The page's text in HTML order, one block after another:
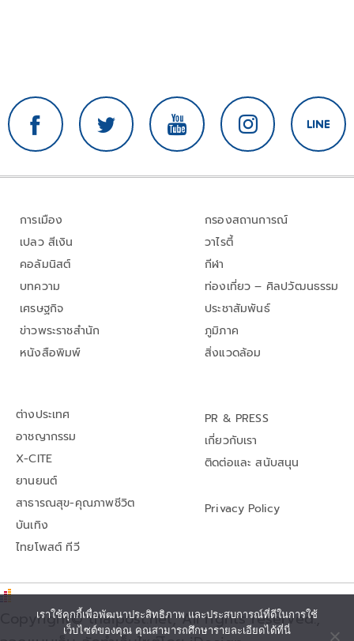
การเมือง
เปลว สีเงิน
คอลัมนิสต์
บทความ
เศรษฐกิจ
ข่าวพระราชสำนัก
หนังสือพิมพ์
กรองสถานการณ์
วาไรตี้
กีฬา
ท่องเที่ยว – ศิลปวัฒนธรรม
ประชาสัมพันธ์
ภูมิภาค
สิ่งแวดล้อม
ต่างประเทศ
อาชญากรรม
X-CITE
ยานยนต์
สาธารณสุข-คุณภาพชีวิต
บันเทิง
ไทยโพสต์ ทีวี
PR & PRESS
เกี่ยวกับเรา
ติดต่อและ สนับสนุน
Privacy Policy
Copyright© thaipost.net, All rights reserved.,
เราใช้คุกกี้เพื่อพัฒนาประสิทธิภาพ และประสบการณ์ที่ดีในการใช้
เว็บไซต์ของคุณ คุณสามารถศึกษารายละเอียดได้ที่นี่